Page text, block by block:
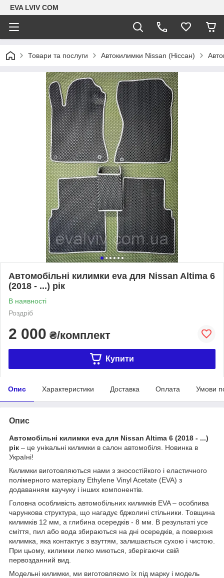
EVA LVIV COM
Товари та послуги Автокилимки Nissan (Ніссан)
Автомобільні килимки eva для Nissan Altima 6
(2018 - ...) рік
В наявності
Роздріб
2 000 ₴/комплект
Купити
Опис Характеристики Доставка Оплата Умови
Опис
Автомобільні килимки eva для Nissan Altima 6 (2018 - ...)
рік – це унікальні килимки в салон автомобіля. Новинка в
Україні!
Килимки виготовляються нами з зносостійкого і еластичного
полімерного матеріалу Ethylene Vinyl Acetate (EVA) з
додаванням каучуку і інших компонентів.
Головна особливість автомобільних килимків EVA – особлива
чарункова структура, що нагадує бджолині стільники. Товщина
килимків 12 мм, а глибина осередків - 8 мм. В результаті усе
сміття, пил або вода збираються на дні осередків, а поверхня
килимка, яка контактує з взуттям, залишається сухою і чистою.
При цьому, килимки легко миються, зберігаючи свій
первозданний вид.
Модельні килимки, ми виготовляємо їх під марку і модель